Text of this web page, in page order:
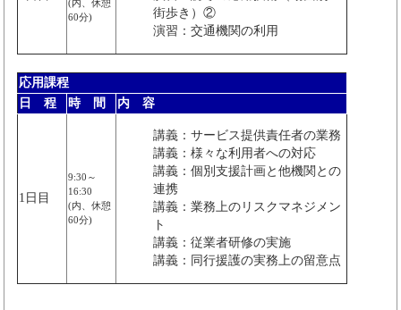
(内、休憩
60分)
街歩き）②
演習：交通機関の利用
応用課程
日 程
時 間 内 容
1日目
9:30～
16:30
(内、休憩
60分)
講義：サービス提供責任者の業務
講義：様々な利用者への対応
講義：個別支援計画と他機関との
連携
講義：業務上のリスクマネジメン
ト
講義：従業者研修の実施
講義：同行援護の実務上の留意点